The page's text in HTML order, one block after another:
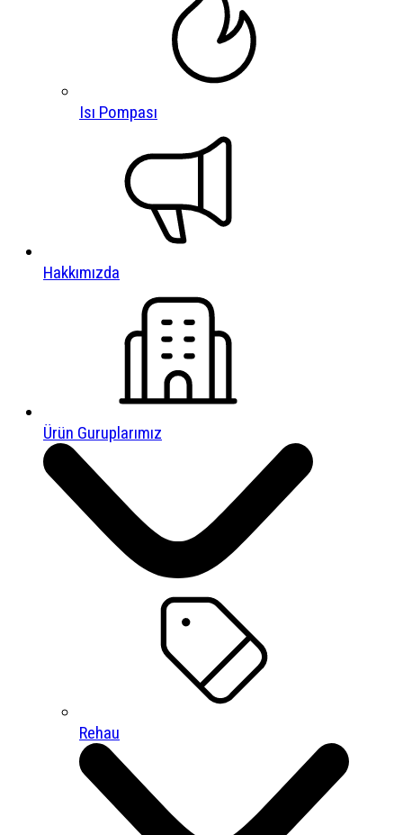
Isı Pompası
Hakkımızda
Ürün Guruplarımız
Rehau